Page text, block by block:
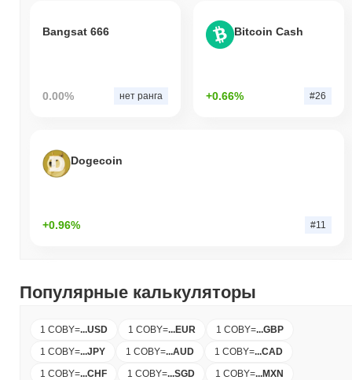
Bangsat 666
0.00% нет ранга
Bitcoin Cash
+0.66% #26
Dogecoin
+0.96% #11
Популярные калькуляторы
1 COBY=...USD 1 COBY=...EUR 1 COBY=...GBP
1 COBY=...JPY 1 COBY=...AUD 1 COBY=...CAD
1 COBY=...CHF 1 COBY=...SGD 1 COBY=...MXN